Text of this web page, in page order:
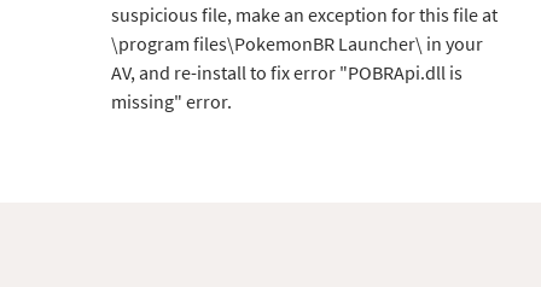
suspicious file, make an exception for this file at
\program files\PokemonBR Launcher\ in your
AV, and re-install to fix error "POBRApi.dll is
missing" error.